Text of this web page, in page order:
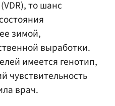
то шанс
зимой,
выработки.
имеется генотип,
чувствительность
врач.